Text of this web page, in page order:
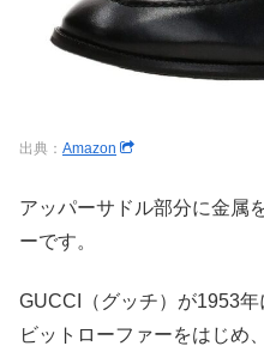
出典： Amazon
アッパーサドル部分に金属
ーです。
GUCCI（グッチ）が1953
ビットローファーをはじめ